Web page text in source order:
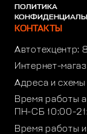
ПОЛИТИКА
КОНТАКТЫ
Автотехцентр:
Интернет-
Адреса и
Время работы
ПН-СБ 10:00-
Время работы